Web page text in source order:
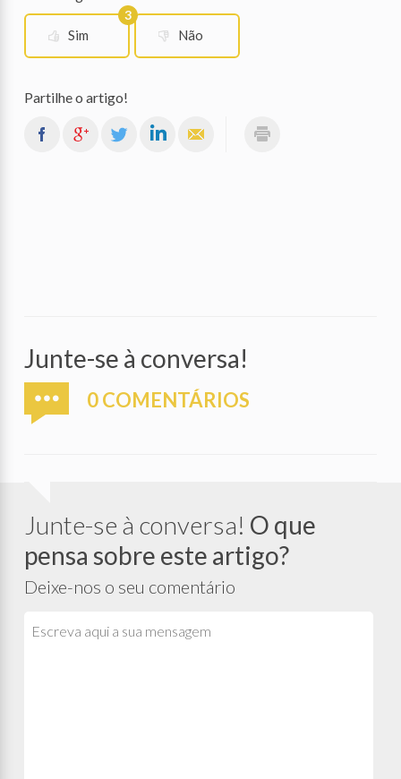
Sim
3
Não
Partilhe o artigo!
Junte-se à conversa!
0 COMENTÁRIOS
Junte-se à conversa! O que
pensa sobre este artigo?
Deixe-nos o seu comentário